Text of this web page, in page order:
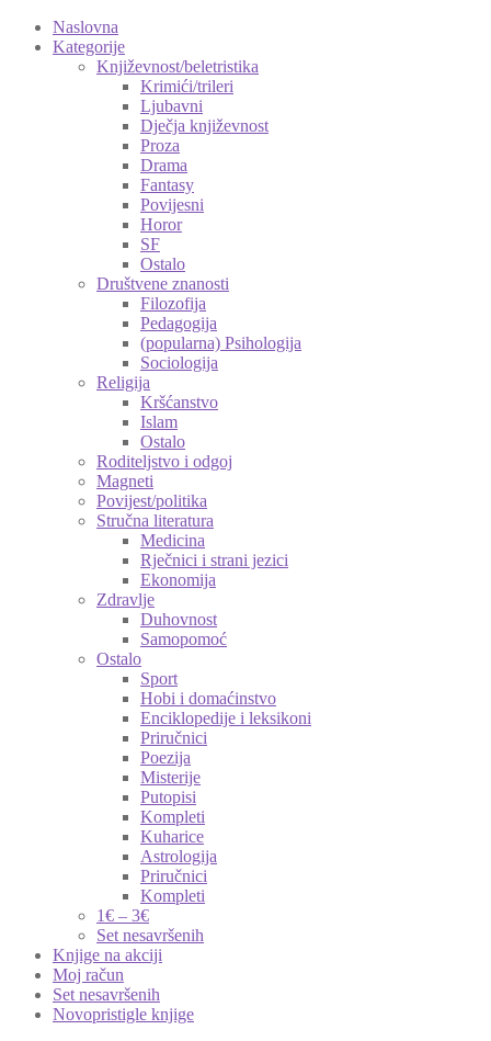
Naslovna
Kategorije
Književnost/beletristika
Krimići/trileri
Ljubavni
Dječja književnost
Proza
Drama
Fantasy
Povijesni
Horor
SF
Ostalo
Društvene znanosti
Filozofija
Pedagogija
(popularna) Psihologija
Sociologija
Religija
Kršćanstvo
Islam
Ostalo
Roditeljstvo i odgoj
Magneti
Povijest/politika
Stručna literatura
Medicina
Rječnici i strani jezici
Ekonomija
Zdravlje
Duhovnost
Samopomoć
Ostalo
Sport
Hobi i domaćinstvo
Enciklopedije i leksikoni
Priručnici
Poezija
Misterije
Putopisi
Kompleti
Kuharice
Astrologija
Priručnici
Kompleti
1€ – 3€
Set nesavršenih
Knjige na akciji
Moj račun
Set nesavršenih
Novopristigle knjige